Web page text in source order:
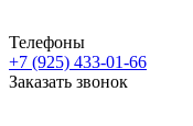
Телефоны
+7 (925) 433-01-66
Заказать звонок